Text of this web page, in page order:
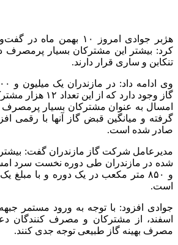
هژبر جوادی امروز ۱۰ بهمن
کرد: بیشتر این مشترکان بسیار پرمصرف
تنکابن و ساری قرار دارند.
گاز وجود دارد که
صادر شده است.
مدیرعامل شرکت گاز مازندران گفت:
و ۸۵۰ متر مکعب در یک دوره و با مبلغ
است.
جوادی افزود: با توجه به ورود مستمر
اسفند، از مشترکان و مصرف کنندگان
مصرف بهینه گاز طبیعی توجه جدی کنند.